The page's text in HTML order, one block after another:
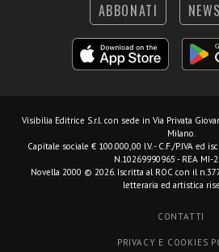
ABBONATI
Visibilia Editrice S.r.l. con sede in Via Privata
Milano.
Capitale sociale € 100.000,00 I.V. - C.F./P.IVA ed
N.10269990965 - REA MI-
Novella 2000 © 2026. Iscritta al ROC con il
letteraria ed artistica
CONTATTI
PRIVACY E COOKIES